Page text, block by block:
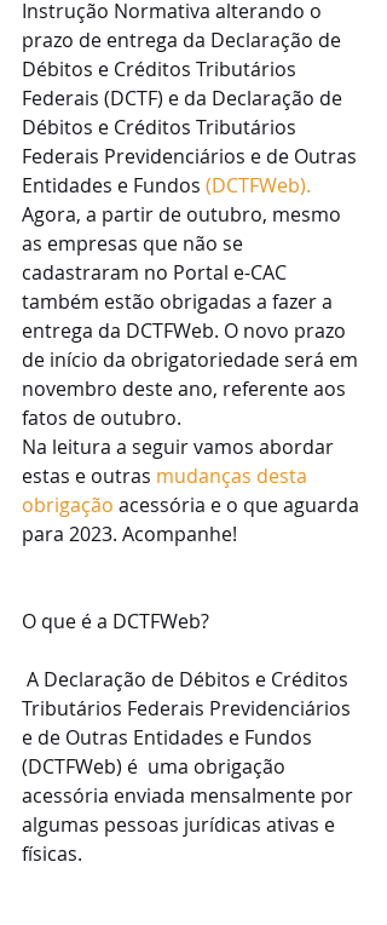
Instrução Normativa alterando o
prazo de entrega da Declaração de
Débitos e Créditos Tributários
Federais (DCTF) e da Declaração de
Débitos e Créditos Tributários
Federais Previdenciários e de Outras
Entidades e Fundos (DCTFWeb).
Agora, a partir de outubro, mesmo
as empresas que não se
cadastraram no Portal e-CAC
também estão obrigadas a fazer a
entrega da DCTFWeb. O novo prazo
de início da obrigatoriedade será em
novembro deste ano, referente aos
fatos de outubro.
Na leitura a seguir vamos abordar
estas e outras mudanças desta
obrigação acessória e o que aguarda
para 2023. Acompanhe!
O que é a DCTFWeb?
Tributários Federais Previdenciários
e de Outras Entidades e Fundos
(DCTFWeb) é  uma obrigação
acessória enviada mensalmente por
algumas pessoas jurídicas ativas e
físicas.